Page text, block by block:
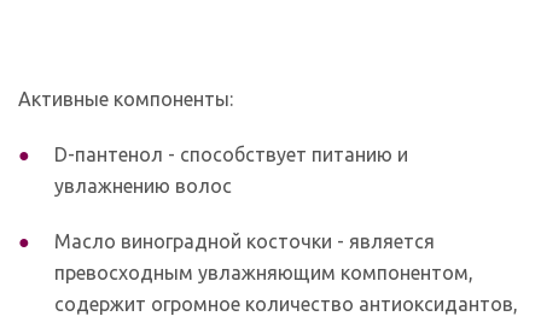
Активные компоненты:
D-пантенол - способствует питанию и
увлажнению волос
Масло виноградной косточки - является
превосходным увлажняющим компонентом,
содержит огромное количество антиоксидантов,